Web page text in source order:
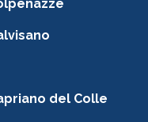
del Colle